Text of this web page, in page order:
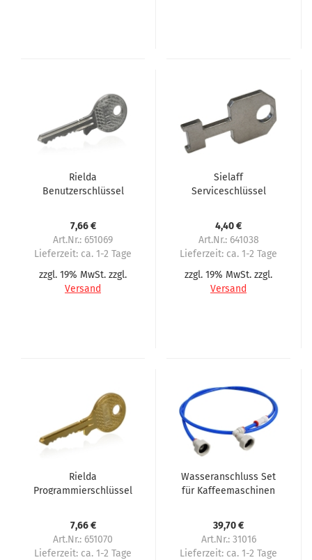
Rielda
Benutzerschlüssel
7,66 €
Art.Nr.: 651069
Lieferzeit: ca. 1-2 Tage
zzgl. 19% MwSt. zzgl.
Versand
Sielaff
Serviceschlüssel
4,40 €
Art.Nr.: 641038
Lieferzeit: ca. 1-2 Tage
zzgl. 19% MwSt. zzgl.
Versand
Rielda
Programmierschlüssel
7,66 €
Art.Nr.: 651070
Lieferzeit: ca. 1-2 Tage
Wasseranschluss Set
für Kaffeemaschinen
39,70 €
Art.Nr.: 31016
Lieferzeit: ca. 1-2 Tage